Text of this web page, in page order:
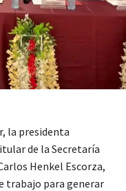
la presidenta
de la Secretaría
Henkel Escorza,
trabajo para generar